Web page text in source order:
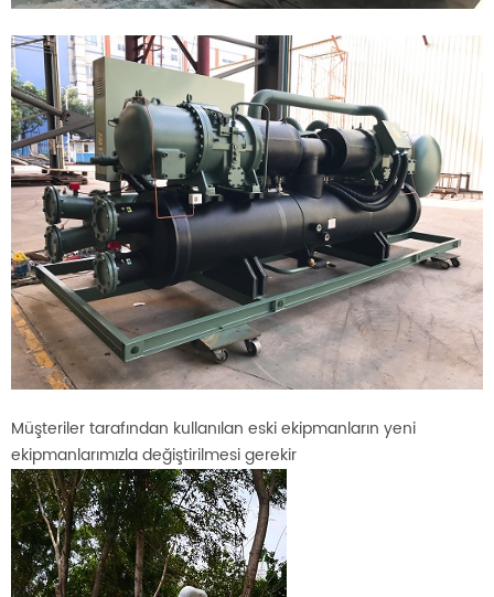
Müşteriler tarafından kullanılan eski ekipmanların yeni
ekipmanlarımızla değiştirilmesi gerekir